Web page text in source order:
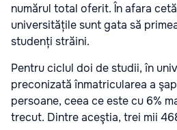
numărul total oferit. În afara
universitățile sunt gata să
studenți străini.
Pentru ciclul doi de studii, în
preconizată înmatricularea a
persoane, ceea ce este cu 6%
trecut. Dintre aceştia, trei mii